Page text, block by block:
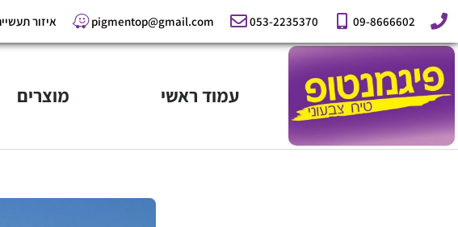
דילוג
לתוכן
09-8666602
053-2235370
pigmentop@gmail.com איזור
עמוד ראשי מוצרים